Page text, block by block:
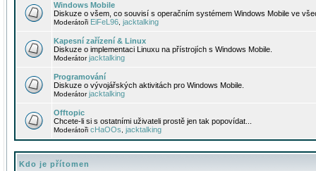
Windows Mobile
Diskuze o všem, co souvisí s operačním systémem Windows Mobile ve
Moderátoři EiFeL96 jacktalking
Kapesní zařízení & Linux
Diskuze o implementaci Linuxu na přístrojích s Windows Mobile.
Moderátorjacktalking
Programování
Diskuze o vývojářských aktivitách pro Windows Mobile.
Moderátorjacktalking
Offtopic
Chcete-li si s ostatními uživateli prostě jen tak popovídat...
Moderátoři cHaOOs jacktalking
Kdo je přítomen